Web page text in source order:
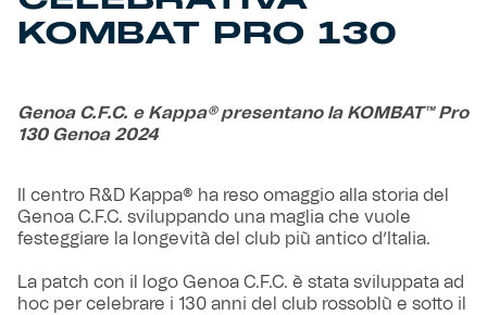
KOMBAT PRO 130
Genoa C.F.C. e Kappa® presentano la KOMBAT™ Pro
130 Genoa 2024
Il centro R&D Kappa® ha reso omaggio alla storia del
Genoa C.F.C. sviluppando una maglia che vuole
festeggiare la longevità del club più antico d’Italia.
La patch con il logo Genoa C.F.C. è stata sviluppata ad
hoc per celebrare i 130 anni del club rossoblù e sotto il